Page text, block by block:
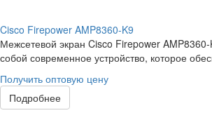
Cisco Firepower AMP8360-K9
Межсетевой экран Cisco Firepower AMP8360-
собой современное устройство, которое
Получить оптовую цену
Подробнее